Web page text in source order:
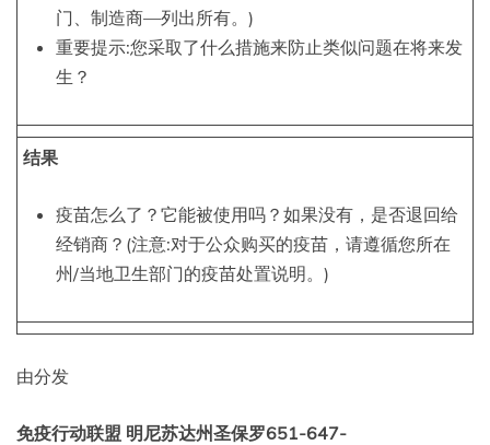
门、制造商—列出所有。)
重要提示:您采取了什么措施来防止类似问题在将来发
生？
结果
疫苗怎么了？它能被使用吗？如果没有，是否退回给
经销商？(注意:对于公众购买的疫苗，请遵循您所在
州/当地卫生部门的疫苗处置说明。)
由分发
免疫行动联盟 明尼苏达州圣保罗651-647-